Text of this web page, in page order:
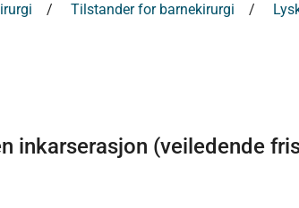
Tilstander for barnekirurgi
inkarserasjon (veiledende